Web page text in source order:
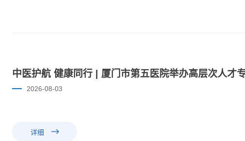
中医护航 健康同行 | 厦门市第五医院举办高层次人才
2026-08-03
详细